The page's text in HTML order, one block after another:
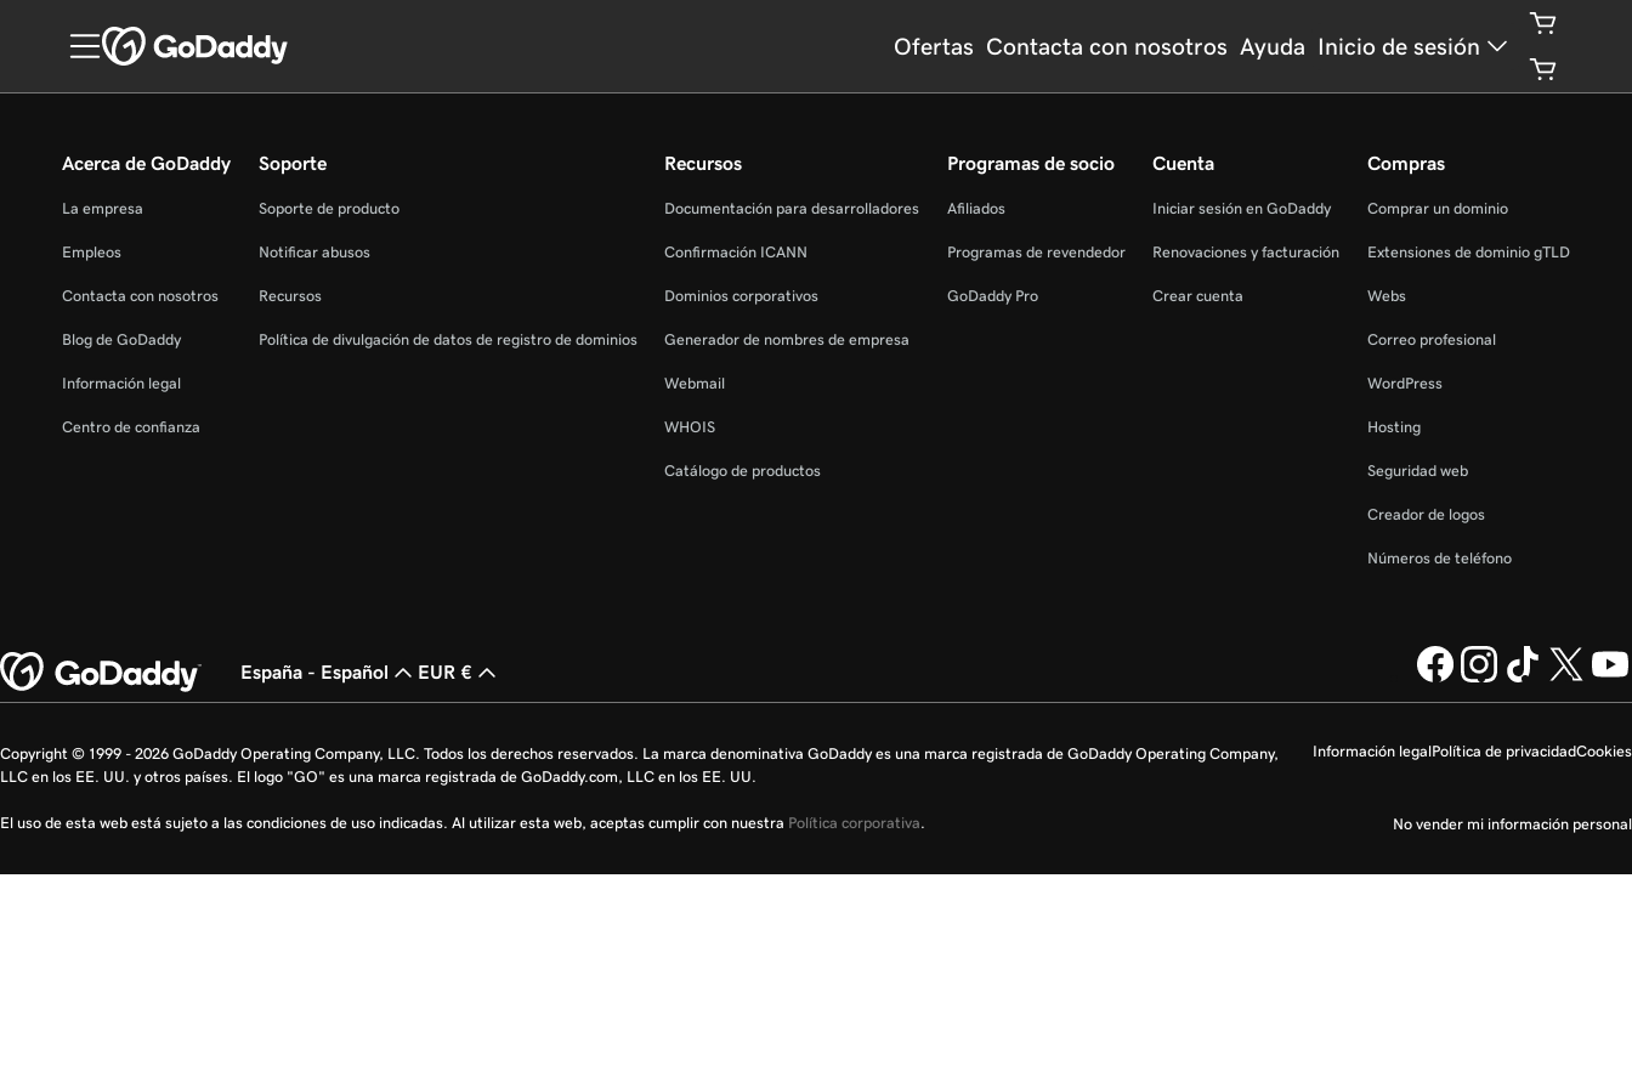
Ofertas Contacta con nosotros Ayuda Inicio de sesión
Acerca de GoDaddy
La empresa
Empleos
Contacta con nosotros
Blog de GoDaddy
Información legal
Centro de confianza
Soporte
Soporte de producto
Notificar abusos
Recursos
Política de divulgación de datos de registro de dominios
Recursos
Documentación para desarrolladores
Confirmación ICANN
Dominios corporativos
Generador de nombres de empresa
Webmail
WHOIS
Catálogo de productos
Programas de socio
Afiliados
Programas de revendedor
GoDaddy Pro
Cuenta
Iniciar sesión en GoDaddy
Renovaciones y facturación
Crear cuenta
Compras
Comprar un dominio
Extensiones de dominio gTLD
Webs
Correo profesional
WordPress
Hosting
Seguridad web
Creador de logos
Números de teléfono
España - Español EUR €
Información legalPolítica de privacidadCookies
No vender mi información personal
Copyright © 1999 - 2026 GoDaddy Operating Company, LLC. Todos los derechos reservados. La marca denominativa GoDaddy es una marca registrada de GoDaddy Operating Company,
LLC en los EE. UU. y otros países. El logo "GO" es una marca registrada de GoDaddy.com, LLC en los EE. UU.
El uso de esta web está sujeto a las condiciones de uso indicadas. Al utilizar esta web, aceptas cumplir con nuestra Política corporativa.